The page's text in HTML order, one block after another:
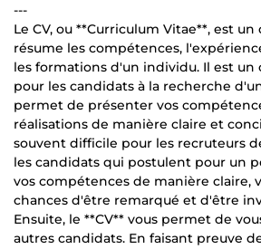
---
Le CV, ou **Curriculum Vitae**, est
résume les compétences,
les formations d'un individu. Il est un
pour les candidats à la recherche
permet de présenter vos
réalisations de manière claire et
souvent difficile pour les recruteurs
les candidats qui postulent pour un
vos compétences de manière claire,
chances d'être remarqué et d'être
Ensuite, le **CV** vous permet de
autres candidats. En faisant preuve